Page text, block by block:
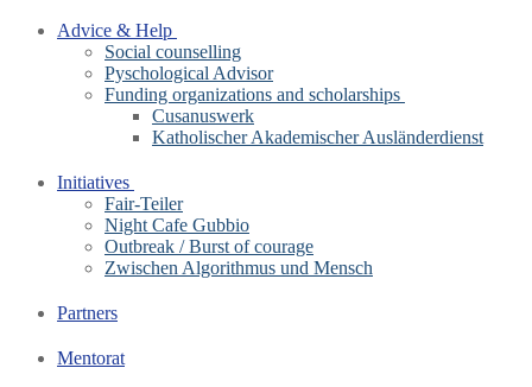
Advice & Help
Social counselling
Pyschological Advisor
Funding organizations and scholarships
Cusanuswerk
Katholischer Akademischer Ausländerdienst
Initiatives
Fair-Teiler
Night Cafe Gubbio
Outbreak / Burst of courage
Zwischen Algorithmus und Mensch
Partners
Mentorat